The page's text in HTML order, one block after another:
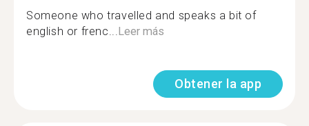
Someone who travelled and speaks a bit of
english or frenc...Leer más
Obtener la app